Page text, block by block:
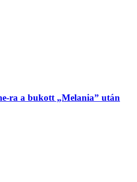
ra a bukott „Melania” után